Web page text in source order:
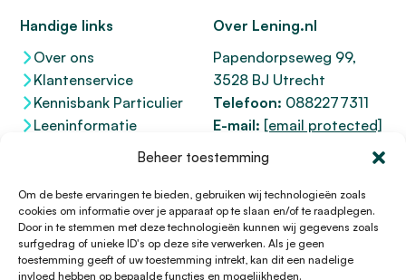
Beheer toestemming
Om de beste ervaringen te bieden, gebruiken wij technologieën zoals
cookies om informatie over je apparaat op te slaan en/of te raadplegen.
Door in te stemmen met deze technologieën kunnen wij gegevens zoals
surfgedrag of unieke ID's op deze site verwerken. Als je geen
toestemming geeft of uw toestemming intrekt, kan dit een nadelige
invloed hebben op bepaalde functies en mogelijkheden.
Handige links
Over ons
Klantenservice
Kennisbank Particulier
Leeninformatie
Over Lening.nl
Papendorpseweg 99,
3528 BJ Utrecht
Telefoon: 0882277311
E-mail: [email protected]
KvK 76100200
12047091
Kifid 300.017942
© 1996 - 2026 Lening.nl